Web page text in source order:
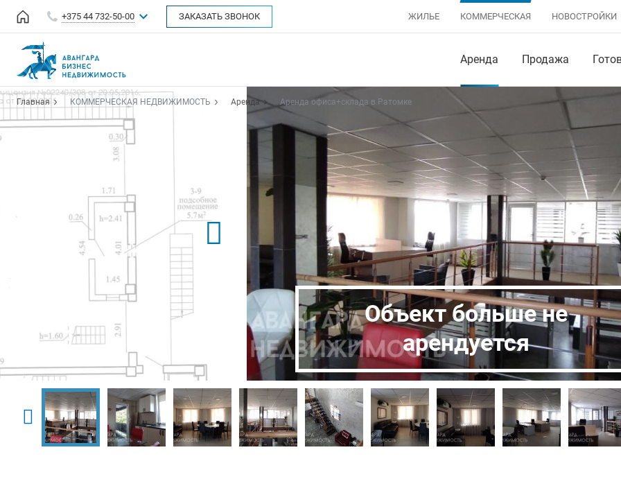
+375 44 732-50-00 ЗАКАЗАТЬ ЗВОНОК ЖИЛЬЕ КОММЕРЧЕСКАЯ НОВОСТРОЙКИ
Аренда Продажа
Главная КОММЕРЧЕСКАЯ НЕДВИЖИМОСТЬ Аренда Аренда офиса+склада в Ратомке
Объект больше не
арендуется